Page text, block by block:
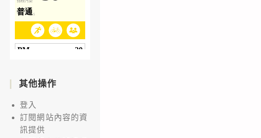
其他操作
登入
訂閱網站內容的資
訊提供